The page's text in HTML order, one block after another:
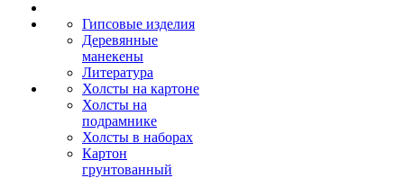
Гипсовые изделия
Деревянные
манекены
Литература
Холсты на картоне
Холсты на
подрамнике
Холсты в наборах
Картон
грунтованный